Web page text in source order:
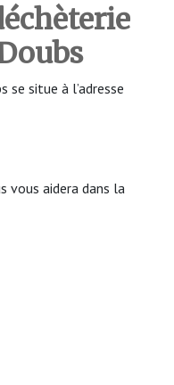
se situe à l’adresse
vous aidera dans la